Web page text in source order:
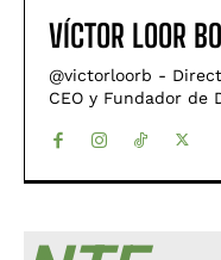
VÍCTOR LOOR
@victorloorb -
CEO y Fundador de